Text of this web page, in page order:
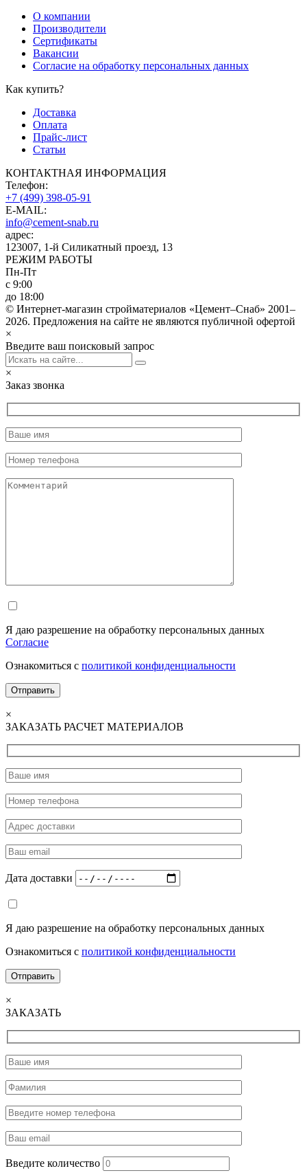
О компании
Производители
Сертификаты
Вакансии
Согласие на обработку персональных данных
Как купить?
Доставка
Оплата
Прайс-лист
Статьи
КОНТАКТНАЯ ИНФОРМАЦИЯ
Телефон:
+7 (499) 398-05-91
E-MAIL:
info@cement-snab.ru
адрес:
123007, 1-й Силикатный проезд, 13
РЕЖИМ РАБОТЫ
Пн-Пт
с 9:00
до 18:00
© Интернет-магазин стройматериалов «Цемент–Снаб» 2001–
2026. Предложения на сайте не являются публичной офертой
×
Введите ваш поисковый запрос
×
Заказ звонка
Я даю разрешение на обработку персональных данных
Согласие
Ознакомиться с политикой конфиденциальности
×
ЗАКАЗАТЬ РАСЧЕТ МАТЕРИАЛОВ
Дата доставки
Я даю разрешение на обработку персональных данных
Ознакомиться с политикой конфиденциальности
×
ЗАКАЗАТЬ
Введите количество